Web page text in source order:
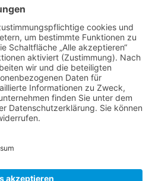
meinen allerersten
ich auf meiner Website
hatte,…LATÜT
–
und
die
Leichtigkeit
des
Teil
euch per E-Mail
neue Artikel auf
Folgt dafür einfach
dort eure E-Mailadresse